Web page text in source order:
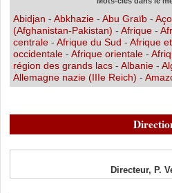
Abidjan - Abkhazie- Abu Graïb-
(Afghanistan-Pakistan) - Afrique-
centrale - Afrique du Sud - Afrique
occidentale - Afrique orientale -
région des grands lacs- Albanie -
Allemagne nazie (IIIe Reich) -
Directeur, P.